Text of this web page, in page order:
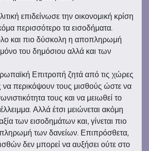
επιδείνωσε την οικονομική κρίση
περισσότερο τα εισοδήματα.
και πιο δύσκολη η αποπληρωμή
του δημόσιου αλλά και των
Επιτροπή ζητά από τις χώρες
να περικόψουν τους μισθούς ώστε να
τους και να μειωθεί το
Αλλά έτσι μειώνεται ακόμη
των εισοδημάτων και, γίνεται πιο
των δανείων. Επιπρόσθετα,
δεν μπορεί να αυξήσει ούτε στο